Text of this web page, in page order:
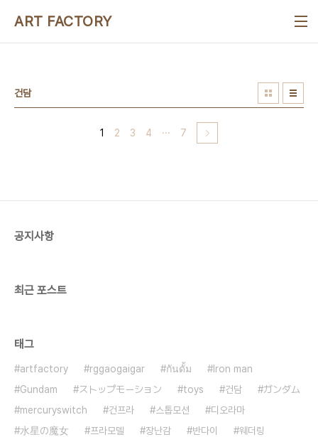
ART FACTORY
건담
1 2 3 4 ··· 7
공지사항
최근 포스트
태그
artfactory rggaogaigar กันดั้ม
Iron man
Gundam
ストップモーション toys 건담
ガンダム
mercuryswitch
건프라 스톱모션
디오라마
水星の魔女
프라모델 장난감 반다이
웨더링